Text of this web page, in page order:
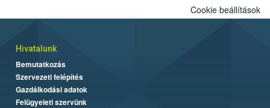
Cookie beállítások
Hivatalunk
Bemutatkozás
Szervezeti felépítés
Gazdálkodási adatok
Felügyeleti szervünk